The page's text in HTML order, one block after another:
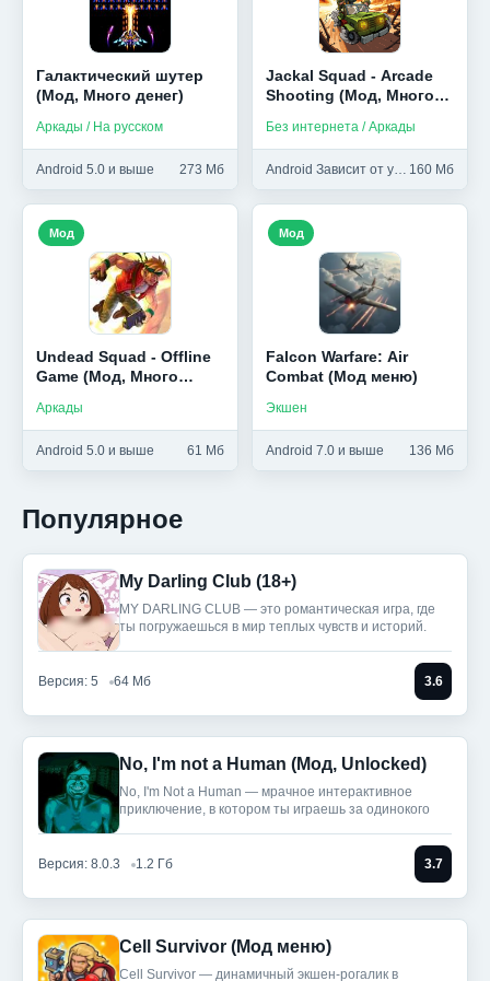
Галактический шутер
(Мод, Много денег)
Аркады / На русском
Android 5.0 и выше 273 Мб
Jackal Squad - Arcade
Shooting (Мод, Много
Без интернета / Аркады
Android Зависит от устройства и выше 160 Мб
Undead Squad - Offline
Game (Мод, Много
Аркады
Android 5.0 и выше 61 Мб
Мод
Falcon Warfare: Air
Combat (Мод меню)
Экшен
Android 7.0 и выше 136 Мб
Мод
Популярное
My Darling Club (18+)
MY DARLING CLUB — это романтическая игра, где
ты погружаешься в мир теплых чувств и историй.
Версия: 5 64 Мб 3.6
No, I'm not a Human (Мод, Unlocked)
No, I'm Not a Human — мрачное интерактивное
приключение, в котором ты играешь за одинокого
Версия: 8.0.3 1.2 Гб 3.7
Cell Survivor (Мод меню)
Cell Survivor — динамичный экшен-рогалик в